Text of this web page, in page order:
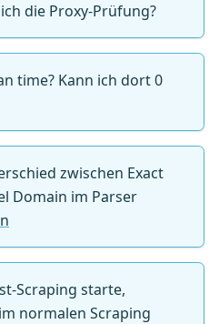
die Proxy-Prüfung?
time? Kann ich dort 0
zwischen Exact
Domain im Parser
Scraping starte,
normalen Scraping